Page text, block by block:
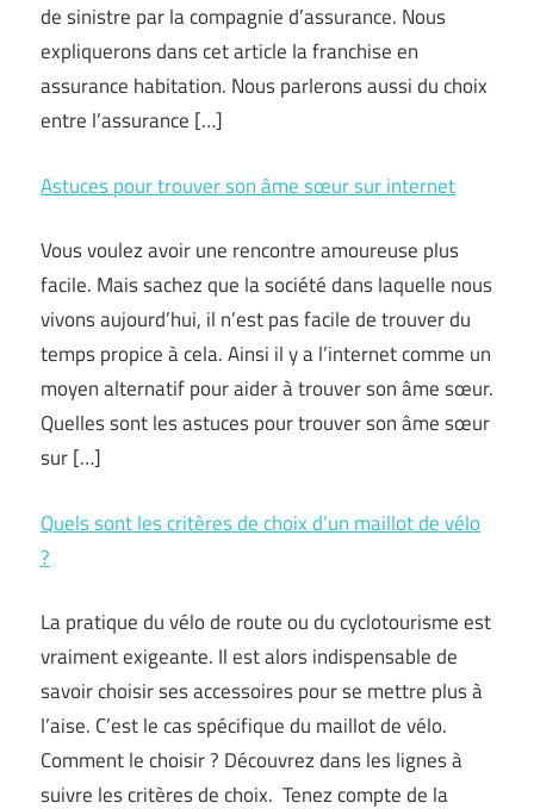
de sinistre par la compagnie d’assurance. Nous
expliquerons dans cet article la franchise en
assurance habitation. Nous parlerons aussi du choix
entre l’assurance […]
Astuces pour trouver son âme sœur sur internet
Vous voulez avoir une rencontre amoureuse plus
facile. Mais sachez que la société dans laquelle nous
vivons aujourd’hui, il n’est pas facile de trouver du
temps propice à cela. Ainsi il y a l’internet comme un
moyen alternatif pour aider à trouver son âme sœur.
Quelles sont les astuces pour trouver son âme sœur
sur […]
Quels sont les critères de choix d’un maillot de vélo
?
La pratique du vélo de route ou du cyclotourisme est
vraiment exigeante. Il est alors indispensable de
savoir choisir ses accessoires pour se mettre plus à
l’aise. C’est le cas spécifique du maillot de vélo.
Comment le choisir ? Découvrez dans les lignes à
suivre les critères de choix. Tenez compte de la